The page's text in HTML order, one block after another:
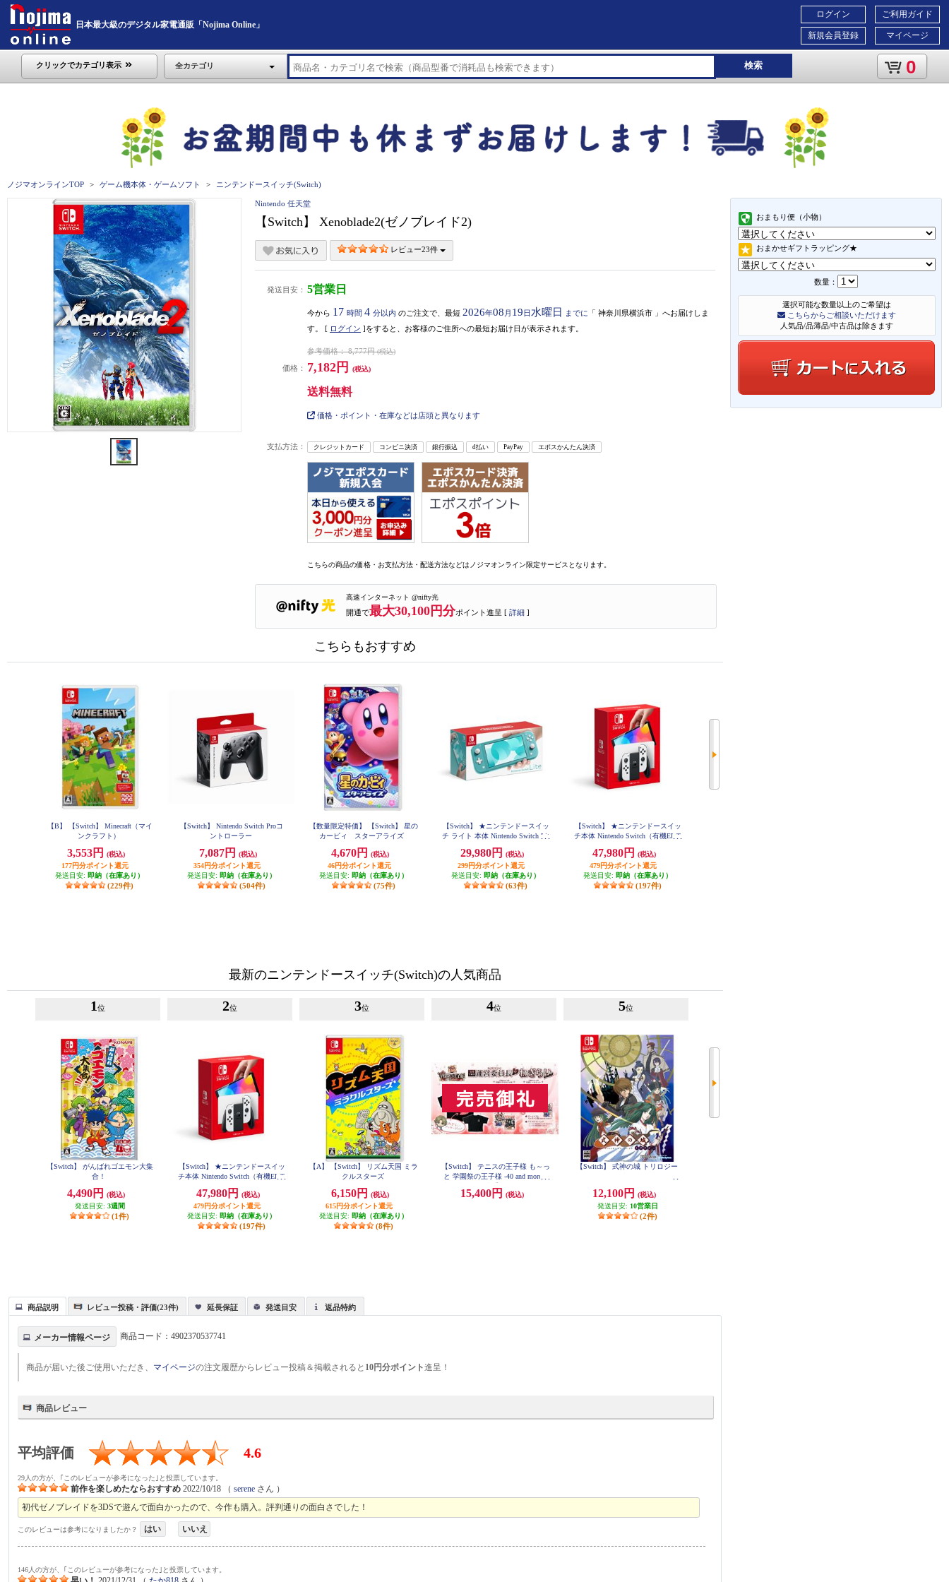
日本最大級のデジタル家電通販「Nojima Online」
ご利用ガイド
マイページ
ログイン
新規会員登録
クリックでカテゴリ表示 全カテゴリ 検索 0
ノジマオンラインTOP ゲーム機本体・ゲームソフト ニンテンドースイッチ(Switch)
おまもり便（小物）
おまかせギフトラッピング★
数量：
選択可能な数量以上のご希望は
こちらからご相談いただけます
人気品/品薄品/中古品は除きます
Nintendo 任天堂
【Switch】 Xenoblade2(ゼノブレイド2)
レビュー23件
発送目安： 5営業日
今から 17 時間 4 分以内 のご注文で、最短 2026年08 月 19日 水曜日 までに 「 神奈川県横浜市 」 へお届けしま
す。 [ ログイン ]をすると、お客様のご住所への最短お届け日が表示されます。
価格：
参考価格： 8,777円(税込)
7,182円 (税込)
送料無料
価格・ポイント・在庫などは店頭と異なります
支払方法： クレジットカード コンビニ決済 銀行振込 d払い PayPay エポスかんたん決済
こちらの商品の価格・お支払方法・配送方法などはノジマオンライン限定サービスとなります。
高速インターネット @nifty光
開通で最大30,100円分ポイント進呈 [ 詳細 ]
こちらもおすすめ
【B】 【Switch】 Minecraft（マイ
ンクラフト）
3,553円
(税込)
177円分ポイント還元
発送目安: 即納（在庫あり）
(229件)
【Switch】 Nintendo Switch Proコ
ントローラー
7,087円
(税込)
354円分ポイント還元
発送目安: 即納（在庫あり）
(504件)
【数量限定特価】 【Switch】 星の
カービィ スターアライズ
4,670円
(税込)
46円分ポイント還元
発送目安: 即納（在庫あり）
(75件)
【Switch】 ★ニンテンドースイッ
チ ライト 本体 Nintendo Switch Lit
29,980円
(税込)
299円分ポイント還元
発送目安: 即納（在庫あり）
(63件)
【Switch】 ★ニンテンドースイッ
チ本体 Nintendo Switch（有機ELモ
47,980円
(税込)
479円分ポイント還元
発送目安: 即納（在庫あり）
(197件)
最新のニンテンドースイッチ(Switch)の人気商品
1 位
【Switch】 がんばれゴエモン大集
合！
4,490円
(税込)
発送目安: 3週間
(1件)
2位
【Switch】 ★ニンテンドースイッ
チ本体 Nintendo Switch（有機ELモ
47,980円
(税込)
479円分ポイント還元
発送目安: 即納（在庫あり）
(197件)
3位
【A】 【Switch】 リズム天国 ミラ
クルスターズ
6,150円
(税込)
615円分ポイント還元
発送目安: 即納（在庫あり）
(8件)
4位
【Switch】 テニスの王子様 も～っ
と 学園祭の王子様 -40 and more...
らいエディション
15,400円 (税込)
5位
【Switch】 式神の城 トリロジー
12,100円
(税込)
発送目安: 10営業日
(2件)
商品説明 レビュー投稿・評価(23件) 延長保証 発送目安 返品特約
メーカー情報ページ 商品コード：4902370537741
商品が届いた後ご使用いただき、 マイページの注文履歴からレビュー投稿＆掲載されると 10円分ポイント進呈！
商品レビュー
平均評価 4.6
29人の方が、｢このレビューが参考になった｣と投票しています。
前作を楽しめたならおすすめ 2022/10/18 （serene さん ）
初代ゼノブレイドを3DSで遊んで面白かったので、今作も購入。評判通りの面白さでした！
このレビューは参考になりましたか？ はい いいえ
146人の方が、｢このレビューが参考になった｣と投票しています。